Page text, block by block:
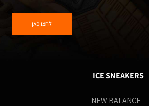
לחצו כאן
ICE SNEAKERS
NEW BALANCE